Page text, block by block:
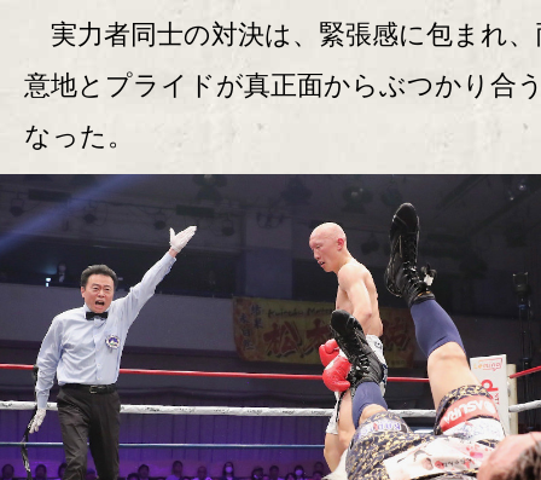
実力者同士の対決は、緊張感に包まれ、
意地とプライドが真正面からぶつかり合
なった。